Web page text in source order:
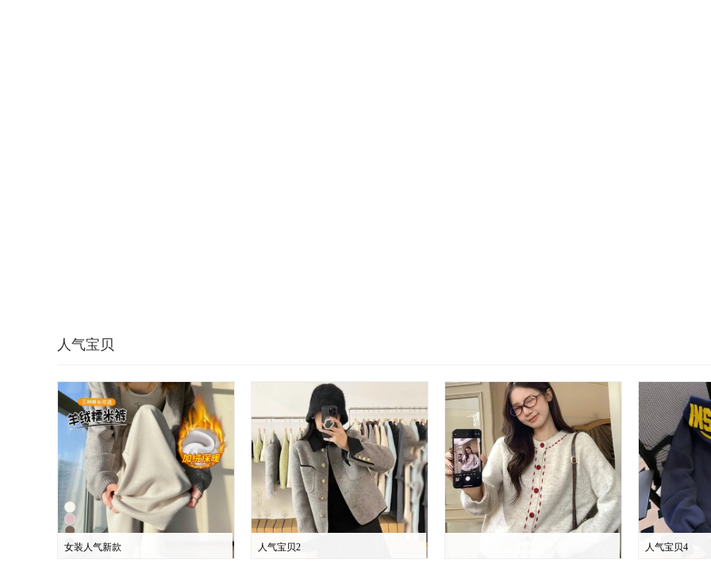
人气宝贝
女装人气新款 人气宝贝2 人气宝贝4